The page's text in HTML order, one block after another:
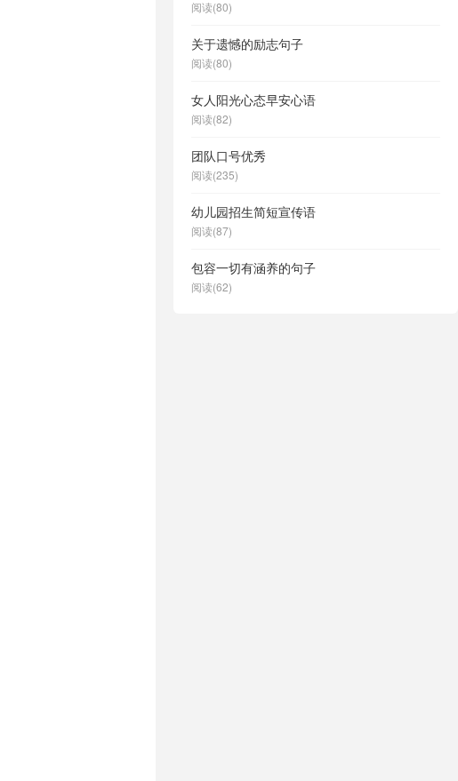
阅读(80)
关于遗憾的励志句子
阅读(80)
女人阳光心态早安心语
阅读(82)
团队口号优秀
阅读(235)
幼儿园招生简短宣传语
阅读(87)
包容一切有涵养的句子
阅读(62)